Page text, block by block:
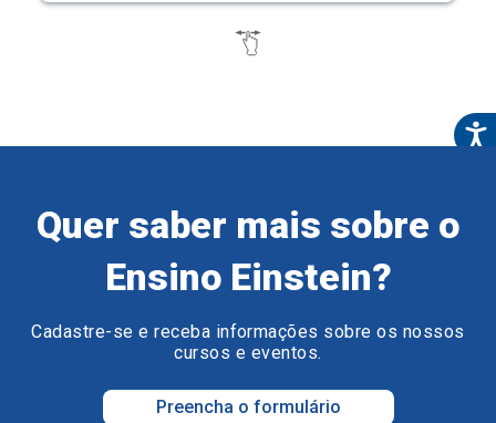
Quer saber mais sobre o
Ensino Einstein?
Cadastre-se e receba informações sobre os nossos
cursos e eventos.
Preencha o formulário